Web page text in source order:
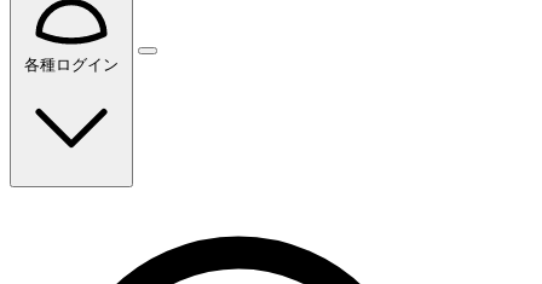
各種ログイン